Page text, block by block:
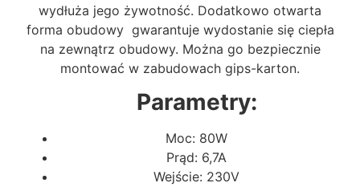
wydłuża jego żywotność. Dodatkowo otwarta
forma obudowy gwarantuje wydostanie się ciepła
na zewnątrz obudowy. Można go bezpiecznie
montować w zabudowach gips-karton.
Parametry:
Moc: 80W
Prąd: 6,7A
Wejście: 230V